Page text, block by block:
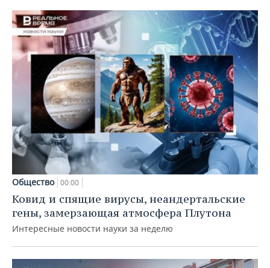
Общество 00:00
Ковид и спящие вирусы, неандертальские
гены, замерзающая атмосфера Плутона
Интересные новости науки за неделю